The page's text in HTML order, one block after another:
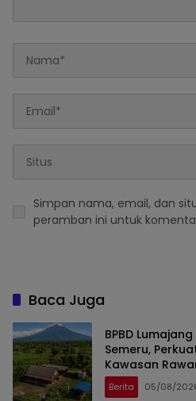
Simpan nama, email, dan
peramban ini untuk
Baca Juga
BPBD
Semeru,
Kawasan
Berita 05/08/